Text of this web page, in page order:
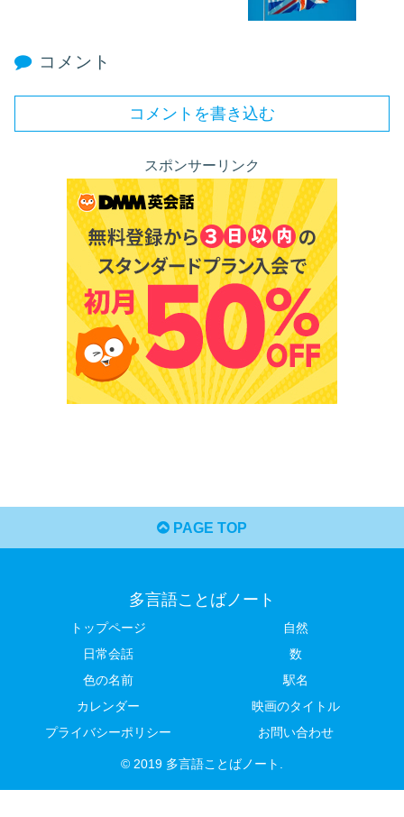
コメント
コメントを書き込む
スポンサーリンク
PAGE TOP
多言語ことばノート
トップページ
自然
日常会話
数
色の名前
駅名
カレンダー
映画のタイトル
プライバシーポリシー
お問い合わせ
© 2019 多言語ことばノート.